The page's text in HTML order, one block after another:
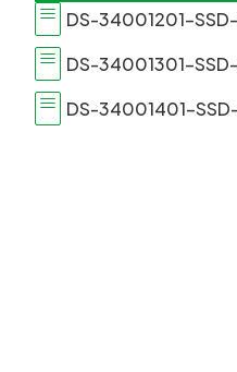
DS-34001201-
DS-34001301-
DS-34001401-